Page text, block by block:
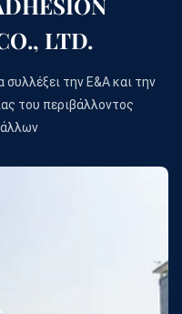
LTD.
συλλέξει την Ε&Α και την
του περιβάλλοντος